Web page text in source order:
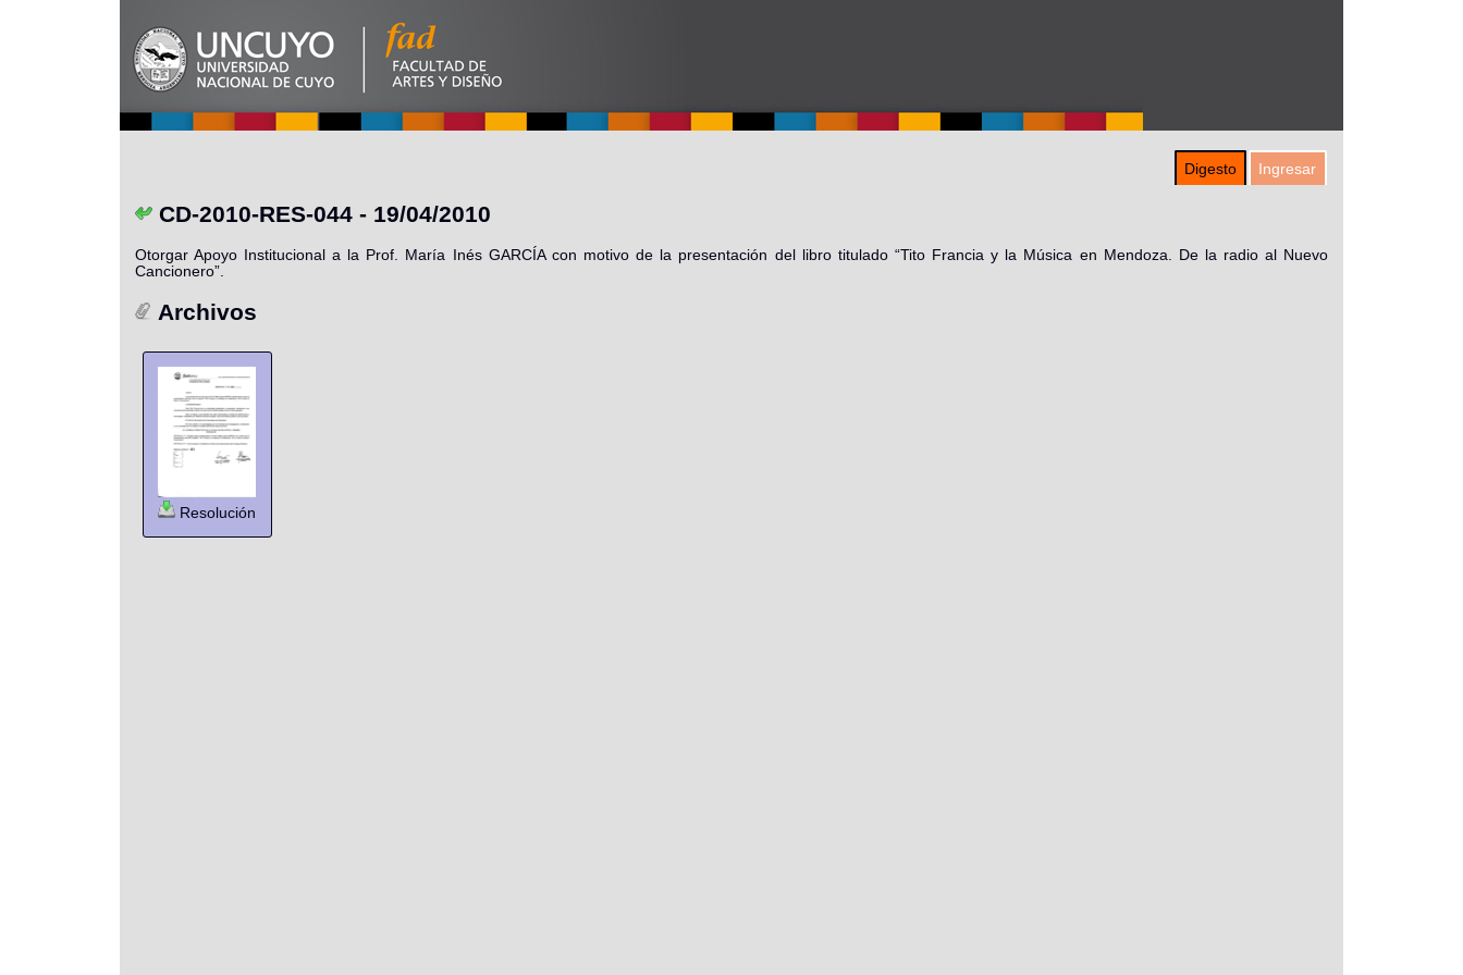
Digesto Ingresar
CD-2010-RES-044 - 19/04/2010
Otorgar Apoyo Institucional a la Prof. María Inés GARCÍA con motivo de la presentación del libro titulado “Tito Francia y la Música en Mendoza. De la radio al Nuevo
Cancionero”.
Archivos
Resolución